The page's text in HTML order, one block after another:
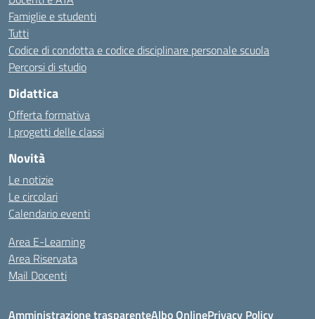
Famiglie e studenti
Tutti
Codice di condotta e codice disciplinare personale scuola
Percorsi di studio
Didattica
Offerta formativa
I progetti delle classi
Novità
Le notizie
Le circolari
Calendario eventi
Area E-Learning
Area Riservata
Mail Docenti
Amministrazione trasparenteAlbo OnlinePrivacy Policy